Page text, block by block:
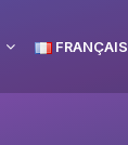
FRANÇAIS